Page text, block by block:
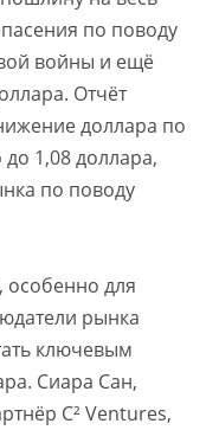
по поводу
войны и ещё
Отчёт
доллара по
1,08 доллара,
по поводу
особенно для
рынка
ключевым
Сиара Сан,
C² Ventures,